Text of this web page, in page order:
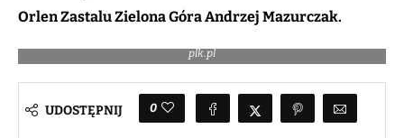
Orlen Zastalu Zielona Góra Andrzej Mazurczak.
plk.pl
UDOSTĘPNIJ 0